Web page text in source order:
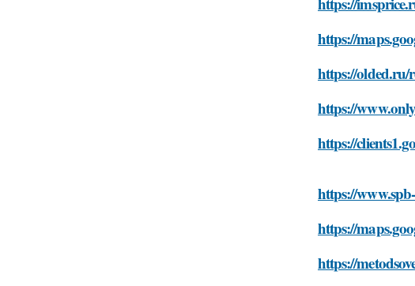
https://
https://
https://
https://
https://
https://
https://